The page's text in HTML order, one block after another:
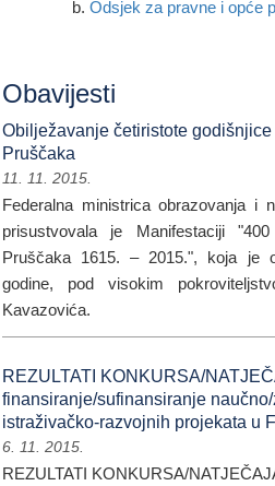
Odsjek za pravne i opće
Obavijesti
Obilježavanje četiristote
Pruščaka
11. 11. 2015.
Federalna ministrica obrazovanja i
prisustvovala je Manifestaciji
Pruščaka 1615. – 2015.", koja je
godine, pod visokim
Kavazovića.
REZULTATI KONKURSA/
finansiranje/sufinansiranje
istraživačko-razvojnih projekata u
6. 11. 2015.
REZULTATI KONKURSA/